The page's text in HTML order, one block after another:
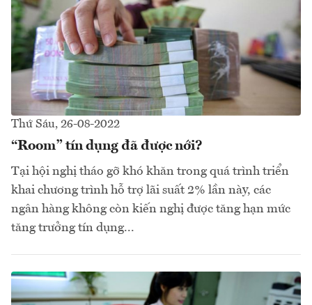
Thứ Sáu, 26-08-2022
“Room” tín dụng đã được nới?
Tại hội nghị tháo gỡ khó khăn trong quá trình triển
khai chương trình hỗ trợ lãi suất 2% lần này, các
ngân hàng không còn kiến nghị được tăng hạn mức
tăng trưởng tín dụng...